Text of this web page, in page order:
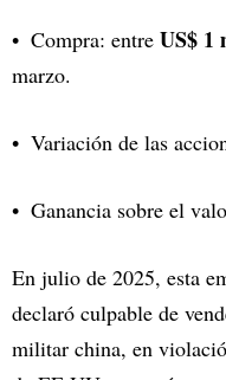
Compra: entre US$ 1
marzo.
Variación de las
Ganancia sobre el
En julio de 2025, esta
declaró culpable de
militar china, en